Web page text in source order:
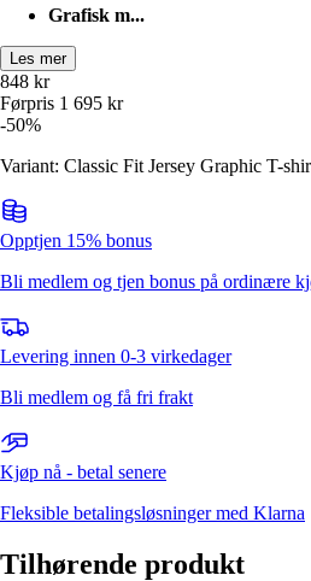
Grafisk m...
Les mer
848 kr
Førpris 1 695 kr
-50%
Variant: Classic Fit Jersey Graphic T-
Opptjen 15% bonus
Bli medlem og tjen bonus på ordinære
Levering innen 0-3 virkedager
Bli medlem og få fri frakt
Kjøp nå - betal senere
Fleksible betalingsløsninger med Klarna
Tilhørende produkt